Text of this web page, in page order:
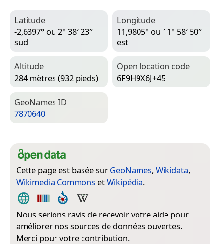
Latitude
-2,6397° ou 2° 38′ 23″
sud
Longitude
11,9805° ou 11° 58′ 50″
est
Altitude
284 mètres (932 pieds)
Open location code
6F9H9X6J+45
Geo­Names ID
7870640
Cette page est basée sur GeoNames, Wikidata,
Wikimedia Commons etWikipédia.
Nous serions ravis de recevoir votre aide pour
améliorer nos sources de données ouvertes.
Merci pour votre contribution.